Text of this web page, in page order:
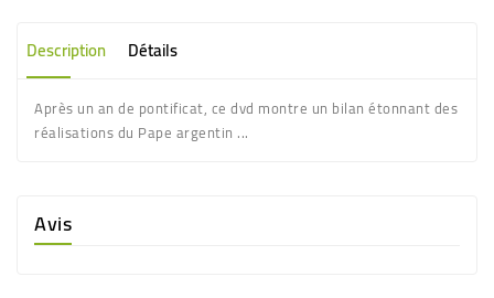
Description Détails
Après un an de pontificat, ce dvd montre un bilan étonnant des
réalisations du Pape argentin ...
Avis